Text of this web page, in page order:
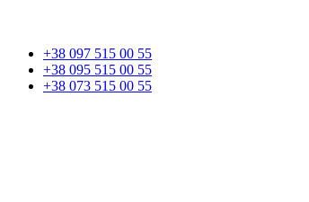
+38 097 515 00 55
+38 095 515 00 55
+38 073 515 00 55